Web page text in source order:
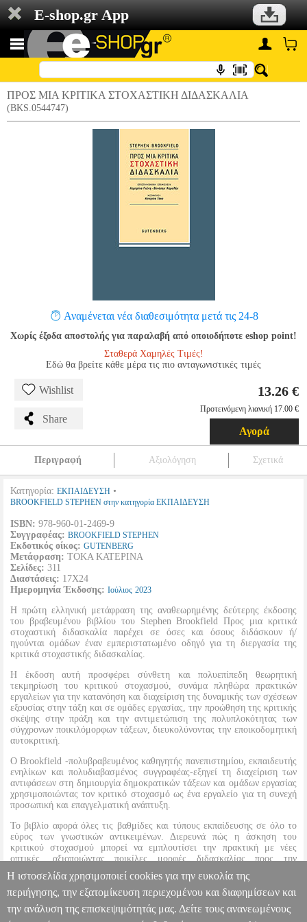
E-shop.gr App
ΠΡΟΣ ΜΙΑ ΚΡΙΤΙΚΑ ΣΤΟΧΑΣΤΙΚΗ ΔΙΔΑΣΚΑΛΙΑ
(BKS.0544747)
Αναμένεται νέα διαθεσιμότητα μετά τις 24-8
Χωρίς έξοδα αποστολής για παραλαβή από οποιοδήποτε eshop point!
Σταθερά Χαμηλές Τιμές!
Εδώ θα βρείτε κάθε μέρα τις πιο ανταγωνιστικές τιμές
Wishlist
Share
13.26 €
Προτεινόμενη λιανική 17.00 €
Αγορά
Περιγραφή Αξιολόγηση Σχετικά
Κατηγορία: ΕΚΠΑΙΔΕΥΣΗ •
BROOKFIELD STEPHEN στην κατηγορία ΕΚΠΑΙΔΕΥΣΗ
ISBN: 978-960-01-2469-9
Συγγραφέας: BROOKFIELD STEPHEN
Εκδοτικός οίκος: GUTENBERG
Μετάφραση: ΤΟΚΑ ΚΑΤΕΡΙΝΑ
Σελίδες: 311
Διαστάσεις: 17Χ24
Ημερομηνία Έκδοσης: Ιούλιος 2023
Η πρώτη ελληνική μετάφραση της αναθεωρημένης δεύτερης έκδοσης
του βραβευμένου βιβλίου του Stephen Brookfield Προς μια κριτικά
στοχαστική διδασκαλία παρέχει σε όσες και όσους διδάσκουν ή/
ηγούνται ομάδων έναν εμπεριστατωμένο οδηγό για τη διεργασία της
κριτικά στοχαστικής διδασκαλίας.
Η έκδοση αυτή προσφέρει σύνθετη και πολυεπίπεδη θεωρητική
τεκμηρίωση του κριτικού στοχασμού, συνάμα πληθώρα πρακτικών
εργαλείων για την κατανόηση και διαχείριση της δυναμικής των σχέσεων
εξουσίας στην τάξη και σε ομάδες εργασίας, την προώθηση της κριτικής
σκέψης στην πράξη και την αντιμετώπιση της πολυπλοκότητας των
σύγχρονων ποικιλόμορφων τάξεων, διευκολύνοντας την εποικοδομητική
αυτοκριτική.
Ο Brookfield -πολυβραβευμένος καθηγητής πανεπιστημίου, εκπαιδευτής
ενηλίκων και πολυδιαβασμένος συγγραφέας-εξηγεί τη διαχείριση των
αντιφάσεων στη δημιουργία δημοκρατικών τάξεων και ομάδων εργασίας
χρησιμοποιώντας τον κριτικό στοχασμό ως ένα εργαλείο για τη συνεχή
προσωπική και επαγγελματική ανάπτυξη.
Το βιβλίο αφορά όλες τις βαθμίδες και τύπους εκπαίδευσης σε όλο το
εύρος των γνωστικών αντικειμένων. Διερευνά πώς η άσκηση του
κριτικού στοχασμού μπορεί να εμπλουτίσει την πρακτική με νέες
οπτικές, αξιοποιώντας ποικίλες μορφές διδασκαλίας προς την
κατεύθυνση ενός ουσιαστικού μετασχηματισμού της μαθησιακής
διαδικασίας.
ΠΡΟΣ ΜΙΑ ΚΡΙΤΙΚΑ ΣΤΟΧΑΣΤΙΚΗ ΔΙΔΑΣΚΑΛΙΑ BKS.0544747
Η ιστοσελίδα χρησιμοποιεί cookies για την ευκολία της
περιήγησης, την εξατομίκευση περιεχομένου και διαφημίσεων και
την ανάλυση της επισκεψιμότητάς μας. Δείτε τους ανανεωμένους